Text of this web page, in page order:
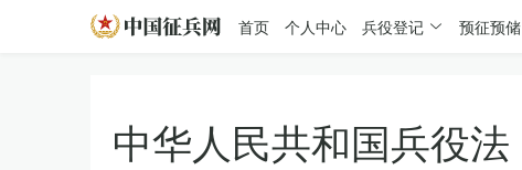
首页 个人中心 兵役登记 预征预储
中华人民共和国兵役法